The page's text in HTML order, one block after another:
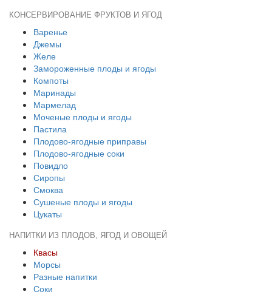
КОНСЕРВИРОВАНИЕ ФРУКТОВ И ЯГОД
Варенье
Джемы
Желе
Замороженные плоды и ягоды
Компоты
Маринады
Мармелад
Моченые плоды и ягоды
Пастила
Плодово-ягодные приправы
Плодово-ягодные соки
Повидло
Сиропы
Смоква
Сушеные плоды и ягоды
Цукаты
НАПИТКИ ИЗ ПЛОДОВ, ЯГОД И ОВОЩЕЙ
Квасы
Морсы
Разные напитки
Соки